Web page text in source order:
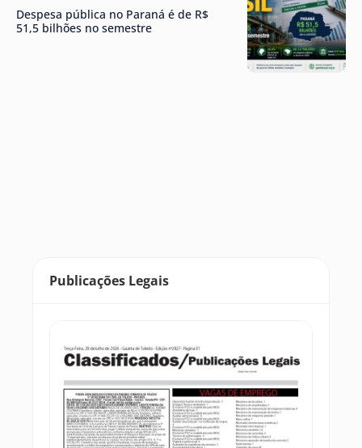
Despesa pública no Paraná é de R$
51,5 bilhões no semestre
Publicações Legais